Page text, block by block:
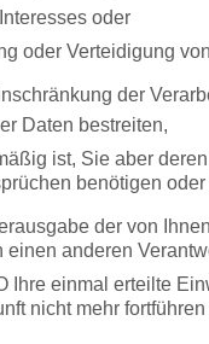
oder
oder Verteidigung
der
Daten bestreiten,
ist, Sie aber
benötigen
der von
anderen
Ihre einmal erteilte
nicht mehr